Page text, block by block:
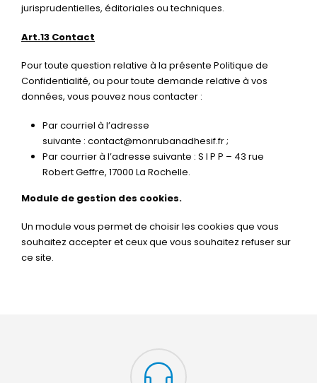
jurisprudentielles, éditoriales ou techniques.
Art.13 Contact
Pour toute question relative à la présente Politique de
Confidentialité, ou pour toute demande relative à vos
données, vous pouvez nous contacter :
Par courriel à l’adresse
suivante : contact@monrubanadhesif.fr ;
Par courrier à l’adresse suivante : S I P P – 43 rue
Robert Geffre, 17000 La Rochelle.
Module de gestion des cookies.
Un module vous permet de choisir les cookies que vous
souhaitez accepter et ceux que vous souhaitez refuser sur
ce site.